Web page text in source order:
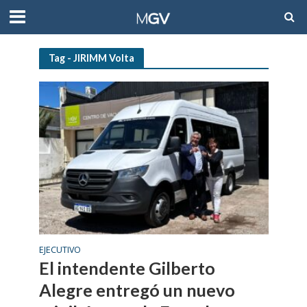
Tag - JIRIMM Volta
EJECUTIVO
El intendente Gilberto
Alegre entregó un nuevo